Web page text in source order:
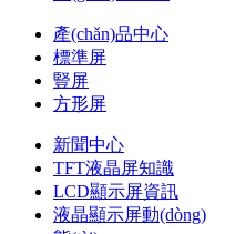
產(chǎn)品中心
標準屏
豎屏
方形屏
新聞中心
TFT液晶屏知識
LCD顯示屏資訊
液晶顯示屏動(dòng)